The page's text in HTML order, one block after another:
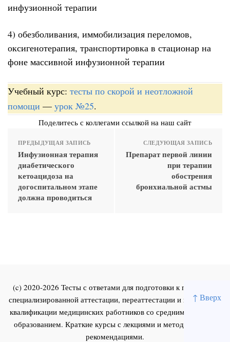
↑ Вверх
инфузионной терапии
4) обезболивания, иммобилизация переломов,
оксигенотерапия, транспортировка в стационар на
фоне массивной инфузионной терапии
Учебный курс: тесты по скорой и неотложной
помощи — урок №25.
Поделитесь с коллегами ссылкой на наш сайт
ПРЕДЫДУЩАЯ ЗАПИСЬ
Инфузионная терапия
диабетического
кетоацидоза на
догоспитальном этапе
должна проводиться
СЛЕДУЮЩАЯ ЗАПИСЬ
Препарат первой линии
при терапии
обострения
бронхиальной астмы
(c) 2020-2026 Тесты с ответами для подготовки к первичной
специализированной аттестации, переаттестации и повышения
квалификации медицинских работников со средним и высшим
образованием. Краткие курсы с лекциями и методическими
рекомендациями.